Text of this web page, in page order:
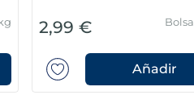
2,99 €
Añadir